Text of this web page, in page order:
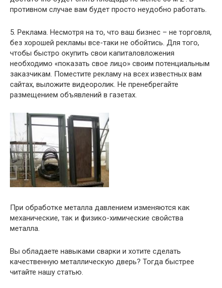
противном случае вам будет просто неудобно работать.
5. Реклама. Несмотря на то, что ваш бизнес – не торговля,
без хорошей рекламы все-таки не обойтись. Для того,
чтобы быстро окупить свои капиталовложения
необходимо «показать свое лицо» своим потенциальным
заказчикам. Поместите рекламу на всех известных вам
сайтах, выложите видеоролик. Не пренебрегайте
размещением объявлений в газетах.
При обработке металла давлением изменяются как
механические, так и физико-химические свойства
металла.
Вы обладаете навыками сварки и хотите сделать
качественную металлическую дверь? Тогда быстрее
читайте нашу статью.